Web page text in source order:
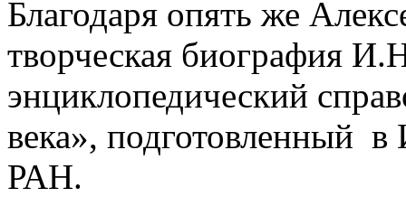
Благодаря опять же
творческая биография
энциклопедический
века», подготовленный
РАН.